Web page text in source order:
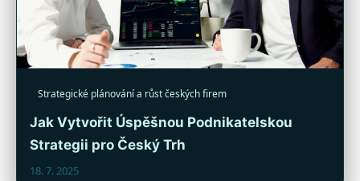
Strategické plánování a růst českých firem
Jak Vytvořit Úspěšnou Podnikatelskou
Strategii pro Český Trh
18. 7. 2025